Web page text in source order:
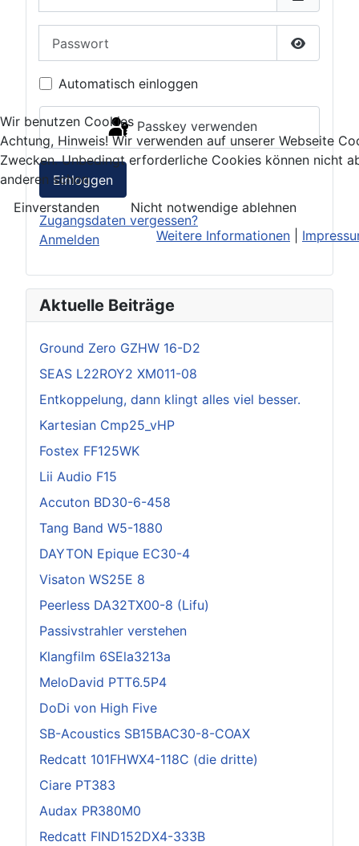
Passwort
Automatisch einloggen
Passkey verwenden
Einloggen
Zugangsdaten vergessen?
Anmelden
Aktuelle Beiträge
Ground Zero GZHW 16-D2
SEAS L22ROY2 XM011-08
Entkoppelung, dann klingt alles viel besser.
Kartesian Cmp25_vHP
Fostex FF125WK
Lii Audio F15
Accuton BD30-6-458
Tang Band W5-1880
DAYTON Epique EC30-4
Visaton WS25E 8
Peerless DA32TX00-8 (Lifu)
Passivstrahler verstehen
Klangfilm 6SEla3213a
MeloDavid PTT6.5P4
DoDi von High Five
SB-Acoustics SB15BAC30-8-COAX
Redcatt 101FHWX4-118C (die dritte)
Ciare PT383
Audax PR380M0
Redcatt FIND152DX4-333B
Wir benutzen Cookies
Achtung, Hinweis! Wir verwenden auf unserer Webseite
Zwecken. Unbedingt erforderliche Cookies können nicht
anderen schon.
Einverstanden
Nicht notwendige ablehnen
Weitere Informationen